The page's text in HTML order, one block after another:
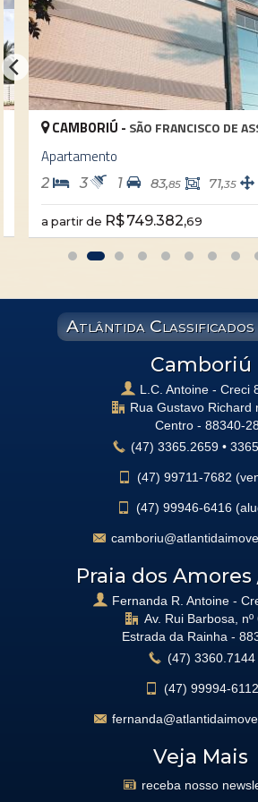
CAMBORIÚ - SÃO FRANCISCO DE
Apartamento
2 3 1 83,85 71,35
a partir de R$ 749.382,69
Atlântida Classificados
Camboriú
L.C. Antoine - Creci
Rua Gustavo Richard
Centro - 88340-
(47) 3365.2659 •
(47) 99711-7682
(47) 99946-6416
Praia dos Amores
Fernanda R. Antoine -
Av. Rui Barbosa, nº
Estrada da Rainha -
(47) 3360.7144
(47) 99994-6112
Veja Mais
receba nosso